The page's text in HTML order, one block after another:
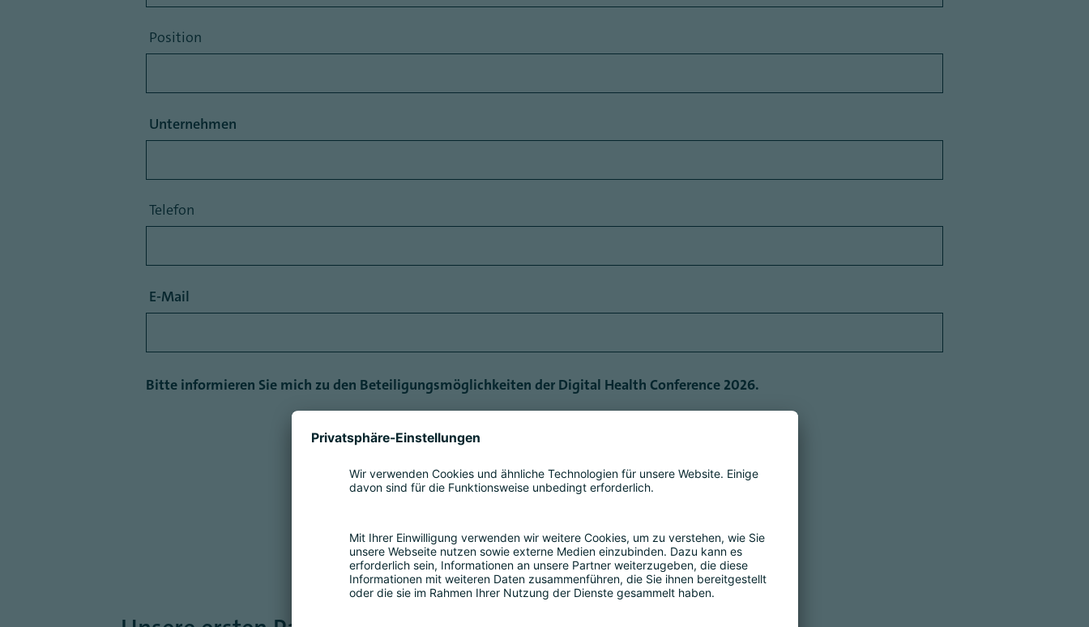
Position
Unternehmen
Telefon
E-Mail
Bitte informieren Sie mich zu den Beteiligungsmöglichkeiten der Digital Health Conference 2026.